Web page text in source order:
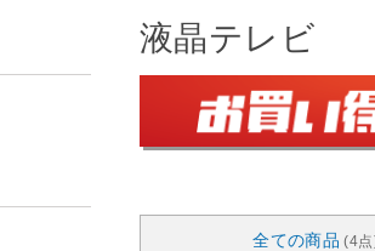
液晶テレビ
全ての商品 (4